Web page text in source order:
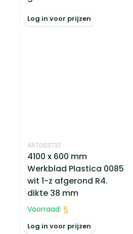
Log in voor prijzen
ART003737
4100 x 600 mm
Werkblad Plastica 0085
wit 1-z afgerond R4.
dikte 38 mm
Voorraad: 5
Log in voor prijzen